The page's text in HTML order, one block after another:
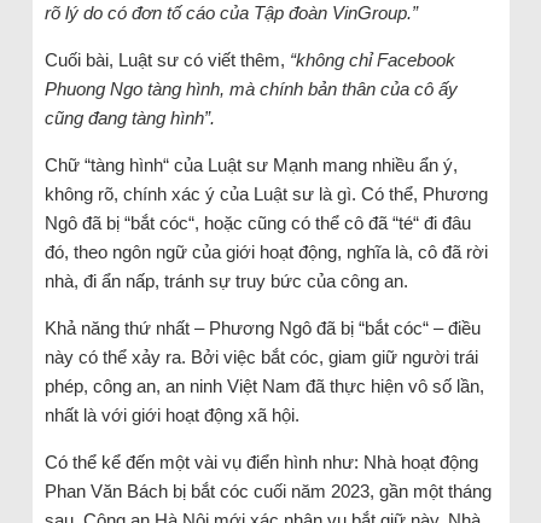
rõ lý do có đơn tố cáo của Tập đoàn VinGroup.”
Cuối bài, Luật sư có viết thêm, “không chỉ Facebook
Phuong Ngo tàng hình, mà chính bản thân của cô ấy
cũng đang tàng hình”.
Chữ “tàng hình“ của Luật sư Mạnh mang nhiều ẩn ý,
không rõ, chính xác ý của Luật sư là gì. Có thể, Phương
Ngô đã bị “bắt cóc“, hoặc cũng có thể cô đã “té“ đi đâu
đó, theo ngôn ngữ của giới hoạt động, nghĩa là, cô đã rời
nhà, đi ẩn nấp, tránh sự truy bức của công an.
Khả năng thứ nhất – Phương Ngô đã bị “bắt cóc“ – điều
này có thể xảy ra. Bởi việc bắt cóc, giam giữ người trái
phép, công an, an ninh Việt Nam đã thực hiện vô số lần,
nhất là với giới hoạt động xã hội.
Có thể kể đến một vài vụ điển hình như: Nhà hoạt động
Phan Văn Bách bị bắt cóc cuối năm 2023, gần một tháng